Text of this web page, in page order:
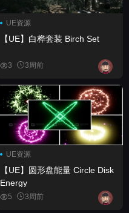
UE资源
【UE】白桦套装 Birch Set
3 3周前
UE资源
【UE】圆形盘能量 Circle Disk
Energy
5 3周前